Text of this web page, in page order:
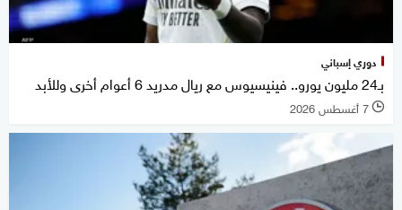
دوري إسباني
بـ24 مليون يورو.. فينيسيوس مع ريال مدريد 6 أعوام أخرى وللأبد
l 7 أغسطس 2026